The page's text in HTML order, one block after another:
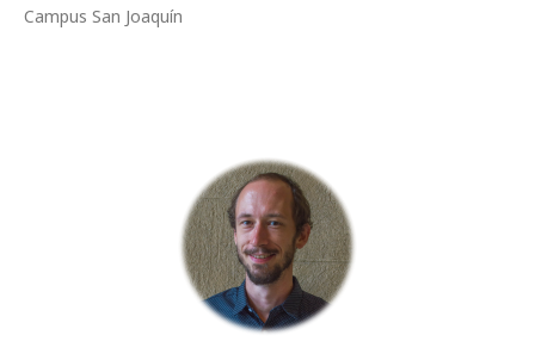
Campus San Joaquín